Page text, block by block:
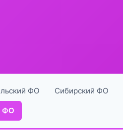
ФО Сибирский ФО
ФО